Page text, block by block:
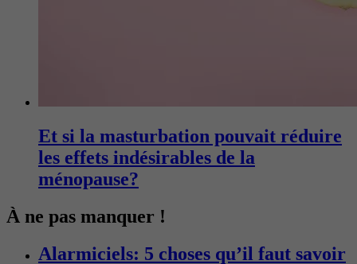
Et si la masturbation pouvait réduire
les effets indésirables de la
ménopause?
À ne pas manquer !
Alarmiciels: 5 choses qu’il faut savoir